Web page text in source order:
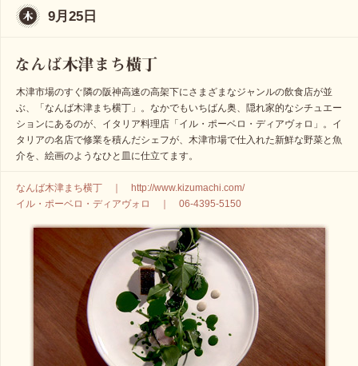
9月25日
木津市場のすぐ隣の阪神高速の高架下にさまざまなジャンルの飲食店が並
ぶ、「なんば木津まち横丁」。なかでもいちばん奥、隠れ家的なシチュエー
ションにあるのが、イタリア料理店「イル・ポーベロ・ディアヴォロ」。イ
タリアの名店で修業を積んだシェフが、木津市場で仕入れた新鮮な野菜と魚
介を、絵画のようなひと皿に仕立てます。
なんば木津まち横丁 ｜ http://www.kizumachi.com/
イル・ポーベロ・ディアヴォロ ｜ 06-4395-5150